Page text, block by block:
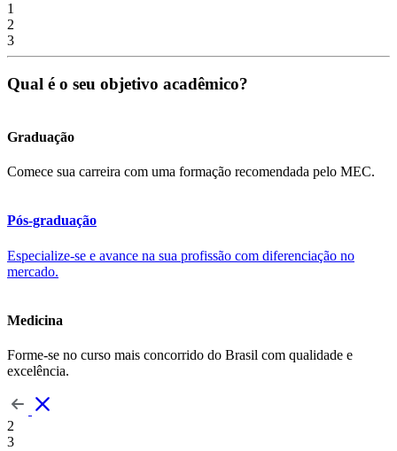
1
2
3
Qual é o seu objetivo acadêmico?
Graduação
Comece sua carreira com uma formação recomendada pelo MEC.
Pós-graduação
Especialize-se e avance na sua profissão com diferenciação no
mercado.
Medicina
Forme-se no curso mais concorrido do Brasil com qualidade e
excelência.
2
3